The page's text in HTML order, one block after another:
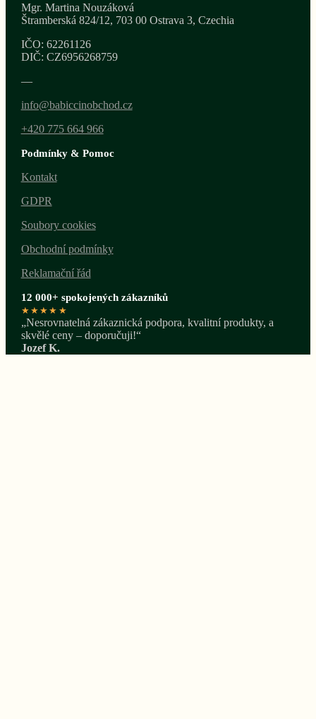
Mgr. Martina Nouzáková
Štramberská 824/12, 703 00 Ostrava 3, Czechia
IČO: 62261126
DIČ: CZ6956268759
—
info@babiccinobchod.cz
+420 775 664 966
Podmínky & Pomoc
Kontakt
GDPR
Soubory cookies
Obchodní podmínky
Reklamační řád
12 000+ spokojených zákazníků
★★★★★
„Nesrovnatelná zákaznická podpora, kvalitní produkty, a
skvělé ceny – doporučuji!“
Jozef K.